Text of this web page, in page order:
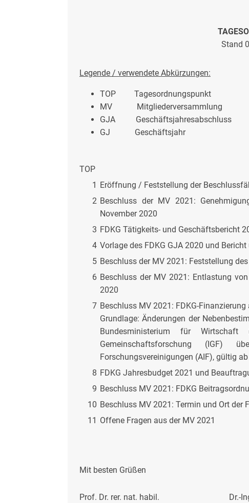
Stand
Legende / verwendete Abkürzungen:
TOP Tagesordnungspunkt
MV Mitgliederversammlung
GJA Geschäftsjahresabschluss
GJ Geschäftsjahr
TOP
1 Eröffnung / Feststellung der
2 Beschluss der MV 2021:
November 2020
3 FDKG Tätigkeits- und Geschäftsbericht
4 Vorlage des FDKG GJA 2020 und
5 Beschluss der MV 2021: Feststellung
6 Beschluss der MV 2021: Entlastung
2020
7 Beschluss MV 2021: FDKG-
Grundlage: Änderungen der
Bundesministerium für
Gemeinschaftsforschung (IGF)
Forschungsvereinigungen (AIF), gültig
8 FDKG Jahresbudget 2021 und
9 Beschluss MV 2021: FDKG
10 Beschluss MV 2021: Termin und Ort der
11 Offene Fragen aus der MV 2021
Mit besten Grüßen
Prof. Dr. rer. nat. habil.
Dr.-